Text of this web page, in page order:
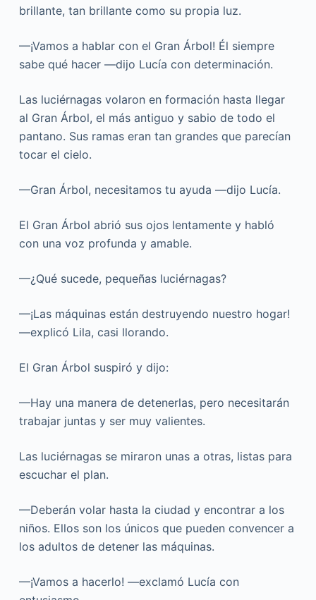
brillante, tan brillante como su propia luz.
—¡Vamos a hablar con el Gran Árbol! Él siempre
sabe qué hacer —dijo Lucía con determinación.
Las luciérnagas volaron en formación hasta llegar
al Gran Árbol, el más antiguo y sabio de todo el
pantano. Sus ramas eran tan grandes que parecían
tocar el cielo.
—Gran Árbol, necesitamos tu ayuda —dijo Lucía.
El Gran Árbol abrió sus ojos lentamente y habló
con una voz profunda y amable.
—¿Qué sucede, pequeñas luciérnagas?
—¡Las máquinas están destruyendo nuestro hogar!
—explicó Lila, casi llorando.
El Gran Árbol suspiró y dijo:
—Hay una manera de detenerlas, pero necesitarán
trabajar juntas y ser muy valientes.
Las luciérnagas se miraron unas a otras, listas para
escuchar el plan.
—Deberán volar hasta la ciudad y encontrar a los
niños. Ellos son los únicos que pueden convencer a
los adultos de detener las máquinas.
—¡Vamos a hacerlo! —exclamó Lucía con